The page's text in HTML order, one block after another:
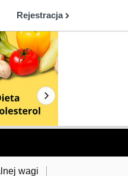
Rejestracja
wagi